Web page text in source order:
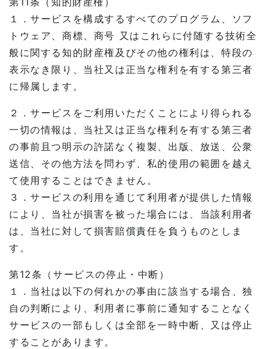
１．サービスを構成するすべてのプログラム、ソフ
トウェア、商標、商号 又はこれらに付随する技術全
般に関する知的財産権及びその他の権利は、特段の
表示なき限り、当社又は正当な権利を有する第三者
に帰属します。
２．サービスをご利用いただくことにより得られる
一切の情報は、当社又は正当な権利を有する第三者
の事前且つ明示の許諾なく複製、出版、放送、公衆
送信、その他方法を問わず、私的使用の範囲を越え
て使用することはできません。
３．サービスの利用を通じて利用者が提供した情報
により、当社が損害を被った場合には、当該利用者
は、当社に対して損害賠償責任を負うものとしま
す。
第12条（サービスの停止・中断）
１．当社は以下の何れかの事由に該当する場合、独
自の判断により、利用者に事前に通知することなく
サービスの一部もしくは全部を一時中断、又は停止
することがあります。